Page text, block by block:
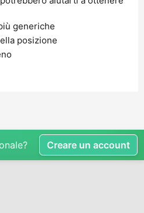
generiche
posizione
Creare un account